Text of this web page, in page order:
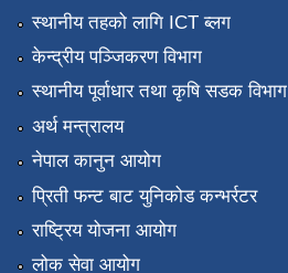
स्थानीय तहको लागि ICT ब्लग
केन्द्रीय पञ्जिकरण विभाग
स्थानीय पूर्वाधार तथा कृषि सडक विभाग
अर्थ मन्त्रालय
नेपाल कानुन आयोग
प्रिती फन्ट बाट युनिकोड कन्भर्रटर
राष्ट्रिय योजना आयोग
लोक सेवा आयोग